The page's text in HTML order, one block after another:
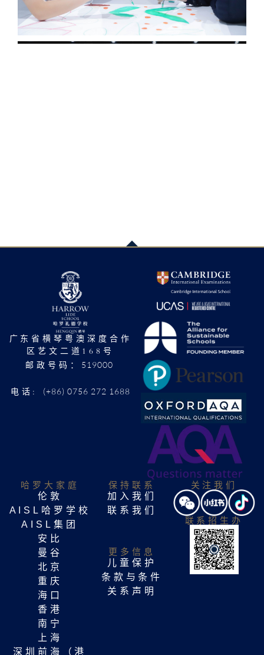
广东省横琴粤澳深度合作
区艺文二道168号
邮政号码： 519000
电话: (+86) 0756 272 1688
哈罗大家庭​
伦敦
AISL哈罗学校
AISL集团
安比
曼谷
北京
重庆
海口
香港
南宁
上海
深圳前海（港
保持联系
加入我们
联系我们
更多信息
儿童保护
条款与条件
关系声明
关注我们
联系招生办